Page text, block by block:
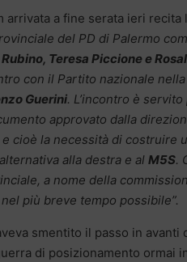
arrivata a fine serata ieri recita
del PD di Palermo
Teresa Piccione e
con il Partito nazionale
Guerini. L’incontro è
approvato dalla
e cioè la necessità di costruire
alla destra e al M5S.
a nome della
più breve tempo possibile”.
smentito il passo in avanti
di posizionamento ormai